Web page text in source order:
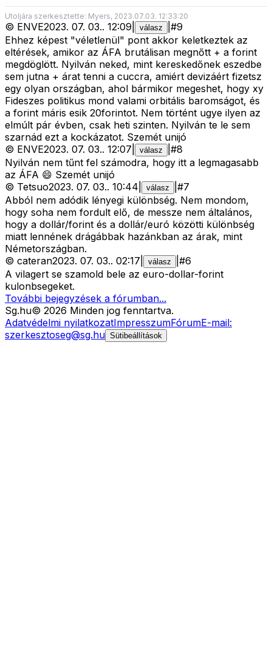
Utoljára szerkesztette: Myers, 2023.07.03. 12:33:20
© ENVE2023. 07. 03.. 12:09 válasz #9
Ehhez képest "véletlenül" pont akkor keletkeztek az
eltérések, amikor az ÁFA brutálisan megnőtt + a forint
megdöglött. Nyilván neked, mint kereskedőnek eszedbe
sem jutna + árat tenni a cuccra, amiért devizáért fizetsz
egy olyan országban, ahol bármikor megeshet, hogy xy
Fideszes politikus mond valami orbitális baromságot, és
a forint máris esik 20forintot. Nem történt ugye ilyen az
elmúlt pár évben, csak heti szinten. Nyilván te le sem
szarnád ezt a kockázatot. Szemét unijó
© ENVE2023. 07. 03.. 12:07 válasz #8
Nyilván nem tűnt fel számodra, hogy itt a legmagasabb
az ÁFA 😄 Szemét unijó
© Tetsuo2023. 07. 03.. 10:44 válasz #7
Abból nem adódik lényegi különbség. Nem mondom,
hogy soha nem fordult elő, de messze nem általános,
hogy a dollár/forint és a dollár/euró közötti különbség
miatt lennének drágábbak hazánkban az árak, mint
Németországban.
© cateran2023. 07. 03.. 02:17 válasz #6
A vilagert se szamold bele az euro-dollar-forint
kulonbsegeket.
További bejegyzések a fórumban...
Sg.hu© 2026 Minden jog fenntartva.
Adatvédelmi nyilatkozatImpresszumFórumE-mail:
szerkesztoseg@sg.hu Sütibeállítások